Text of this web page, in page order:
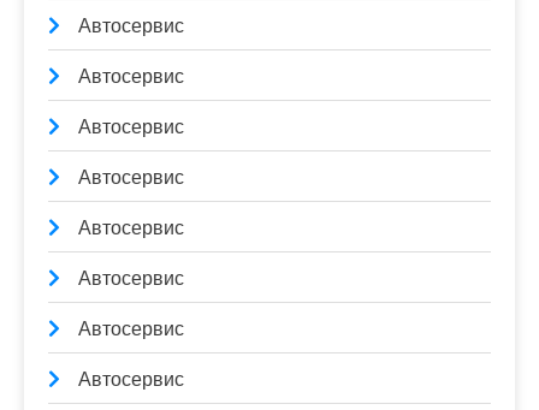
Автосервис
Автосервис
Автосервис
Автосервис
Автосервис
Автосервис
Автосервис
Автосервис